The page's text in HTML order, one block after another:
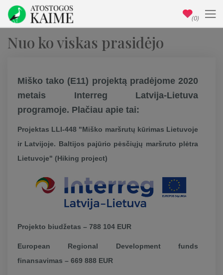
Nuo ko viskas prasidėjo
Miško tako (E11) projektą pradėjome 2020
metais Interreg Latvija-Lietuva
programoje. Plačiau apie tai:
Projektas LLI-448 "Miško maršrutų kūrimas Lietuvoje
ir Latvijoje. Baltijos pajūrio pėsčiųjų maršruto plėtra
Lietuvoje" (Hiking project)
Projekto biudžetas – 788 104 EUR
European Regional Development funds
finansavimas – 669 888 EUR
(0)